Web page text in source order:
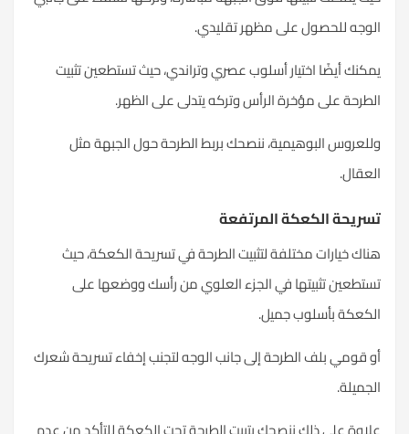
الوجه للحصول على مظهر تقليدي.
يمكنك أيضًا اختيار أسلوب عصري وتراندي، حيث تستطعين تثبيت
الطرحةعلى مؤخرة الرأس وتركه يتدلى على الظهر.
وللعروس البوهيمية، ننصحك بربط الطرحة حول الجبهة مثل
العقال.
تسريحة الكعكة المرتفعة
هناك خيارات مختلفة لتثبيت الطرحة في تسريحة الكعكة، حيث
تستطعين تثبيتها في الجزء العلوي من رأسك ووضعها على
الكعكة بأسلوب جميل.
أو قومي بلف الطرحة إلى جانب الوجه لتجنب إخفاء تسريحة شعرك
الجميلة.